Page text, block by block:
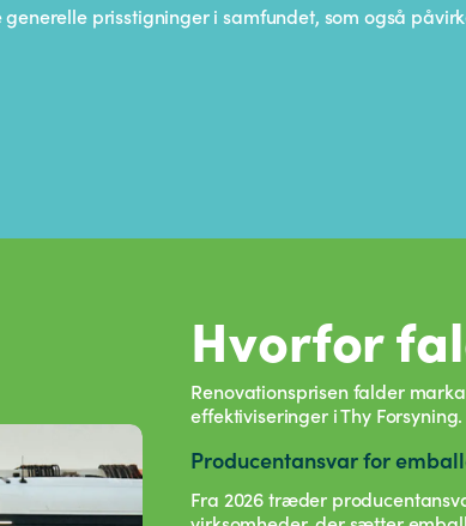
prisstigninger i samfundet, som også
Hvorfor
Renovationsprisen falder
effektiviseringer i Thy Forsyning.
Producentansvar for
Fra 2026 træder